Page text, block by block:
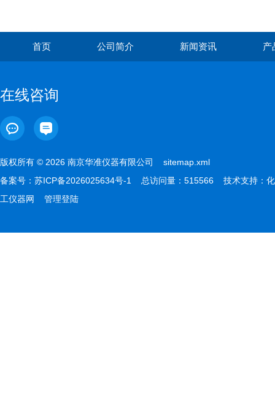
首页 公司简介 新闻资讯 产
在线咨询
版权所有 © 2026 南京华准仪器有限公司 sitemap.xml
备案号： 苏ICP备2026025634号-1 总访问量：515566 技术支持： 化
工仪器网
管理登陆